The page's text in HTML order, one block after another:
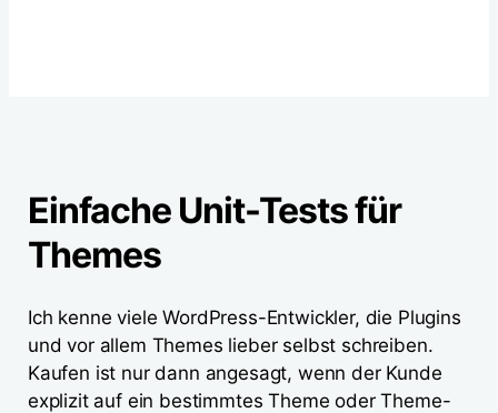
Einfache Unit-Tests für
Themes
Ich kenne viele WordPress-Entwickler, die Plugins
und vor allem Themes lieber selbst schreiben.
Kaufen ist nur dann angesagt, wenn der Kunde
explizit auf ein bestimmtes Theme oder Theme-